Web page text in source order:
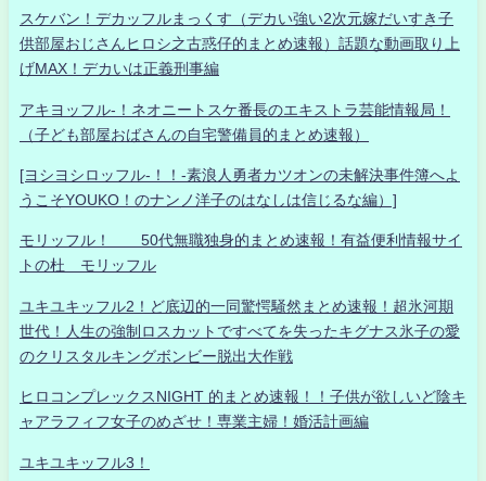
スケバン！デカッフルまっくす（デカい強い2次元嫁だいすき子
供部屋おじさんヒロシ之古惑仔的まとめ速報）話題な動画取り上
げMAX！デカいは正義刑事編
アキヨッフル-！ネオニートスケ番長のエキストラ芸能情報局！
（子ども部屋おばさんの自宅警備員的まとめ速報）
[ヨシヨシロッフル-！！-素浪人勇者カツオンの未解決事件簿へよ
うこそYOUKO！のナンノ洋子のはなしは信じるな編）]
モリッフル！ 50代無職独身的まとめ速報！有益便利情報サイ
トの杜 モリッフル
ユキユキッフル2！ど底辺的一同驚愕騒然まとめ速報！超氷河期
世代！人生の強制ロスカットですべてを失ったキグナス氷子の愛
のクリスタルキングボンビー脱出大作戦
ヒロコンプレックスNIGHT 的まとめ速報！！子供が欲しいど陰キ
ャアラフィフ女子のめざせ！専業主婦！婚活計画編
ユキユキッフル3！